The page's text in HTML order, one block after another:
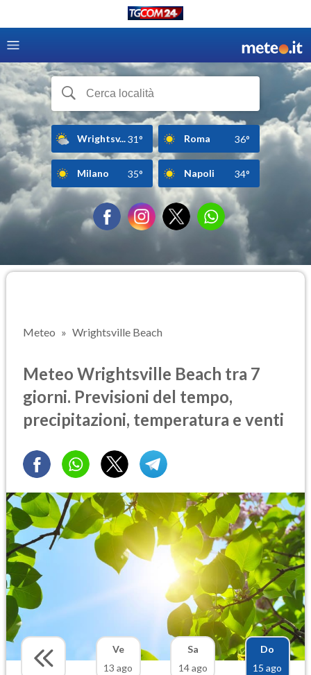
Wrightsv...31° Roma 36°
Milano 35° Napoli 34°
Meteo Wrightsville Beach
Meteo Wrightsville Beach tra 7
giorni. Previsioni del tempo,
precipitazioni, temperatura e venti
Ve
13 ago
Sa
14 ago
Do
15 ago